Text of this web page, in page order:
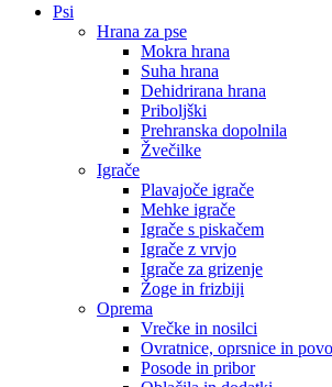
Psi
Hrana za pse
Mokra hrana
Suha hrana
Dehidrirana hrana
Priboljški
Prehranska dopolnila
Žvečilke
Igrače
Plavajoče igrače
Mehke igrače
Igrače s piskačem
Igrače z vrvjo
Igrače za grizenje
Žoge in frizbiji
Oprema
Vrečke in nosilci
Ovratnice, oprsnice in
Posode in pribor